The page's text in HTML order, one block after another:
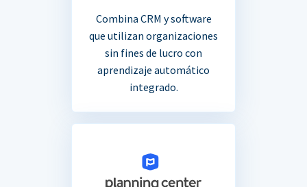
Combina CRM y software
que utilizan organizaciones
sin fines de lucro con
aprendizaje automático
integrado.